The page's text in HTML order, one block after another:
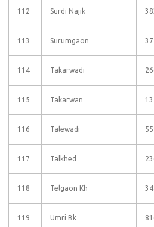
112 Surdi Najik
113 Surumgaon
114 Takarwadi
115 Takarwan
116 Talewadi
117 Talkhed
118 Telgaon Kh
119 Umri Bk